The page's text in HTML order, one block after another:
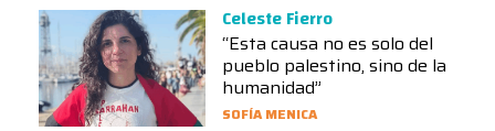
Celeste Fierro
“Esta causa no es solo del
pueblo palestino, sino de la
humanidad”
SOFÍA MENICA